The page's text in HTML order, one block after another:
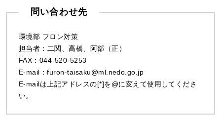
問い合わせ先
環境部 フロン対策
担当者：二関、高橋、阿部（正）
FAX：044-520-5253
E-mail：furon-taisaku@ml.nedo.go.jp
E-mailは上記アドレスの[*]を@に変えて使用してくださ
い。